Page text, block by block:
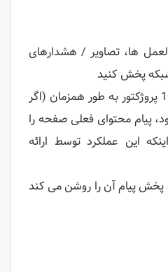
ها، تصاویر / هشدارهای
پخش کنید
ارسال پیام به حداکثر 1024 پروژکتور به طور همزمان (اگر
پیام محتوای فعلی صفحه را
این عملکرد توسط ارائه
پخش پیام آن را روشن می کند